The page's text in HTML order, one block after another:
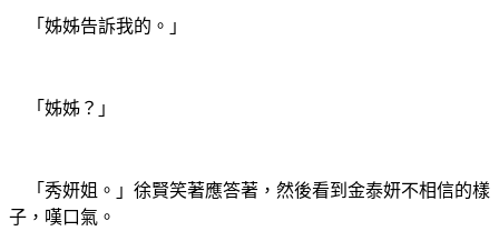
「姊姊告訴我的。」
「姊姊？」
「秀妍姐。」徐賢笑著應答著，然後看到金泰妍不相信的樣
子，嘆口氣。